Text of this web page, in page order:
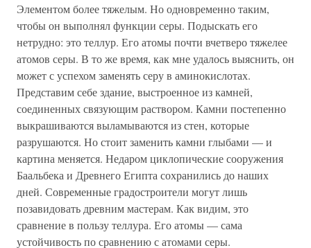
Элементом более тяжелым. Но одновременно таким,
чтобы он выполнял функции серы. Подыскать его
нетрудно: это теллур. Его атомы почти вчетверо тяжелее
атомов серы. В то же время, как мне удалось выяснить, он
может с успехом заменять серу в аминокислотах.
Представим себе здание, выстроенное из камней,
соединенных связующим раствором. Камни постепенно
выкрашиваются выламываются из стен, которые
разрушаются. Но стоит заменить камни глыбами — и
картина меняется. Недаром циклопические сооружения
Баальбека и Древнего Египта сохранились до наших
дней. Современные градостроители могут лишь
позавидовать древним мастерам. Как видим, это
сравнение в пользу теллура. Его атомы — сама
устойчивость по сравнению с атомами серы.